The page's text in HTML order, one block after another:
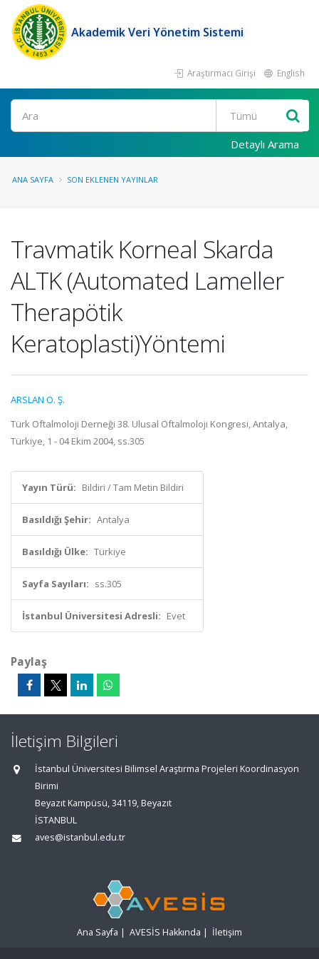
Akademik Veri Yönetim Sistemi
Araştırmacı Girişi English
Ara
Detaylı Arama
ANA SAYFA SON EKLENEN YAYINLAR
Travmatik Korneal Skarda
ALTK (Automated Lameller
Therapötik
Keratoplasti)Yöntemi
ARSLAN O. Ş.
Türk Oftalmoloji Derneği 38. Ulusal Oftalmoloji Kongresi, Antalya,
Türkiye, 1 - 04 Ekim 2004, ss.305
Yayın Türü: Bildiri / Tam Metin Bildiri
Basıldığı Şehir: Antalya
Basıldığı Ülke: Türkiye
Sayfa Sayıları: ss.305
İstanbul Üniversitesi Adresli: Evet
Paylaş
İletişim Bilgileri
İstanbul Üniversitesi Bilimsel Araştırma Projeleri Koordinasyon
Birimi
Beyazıt Kampüsü, 34119, Beyazıt
İSTANBUL
aves@istanbul.edu.tr
Ana Sayfa | AVESİS Hakkında | İletişim